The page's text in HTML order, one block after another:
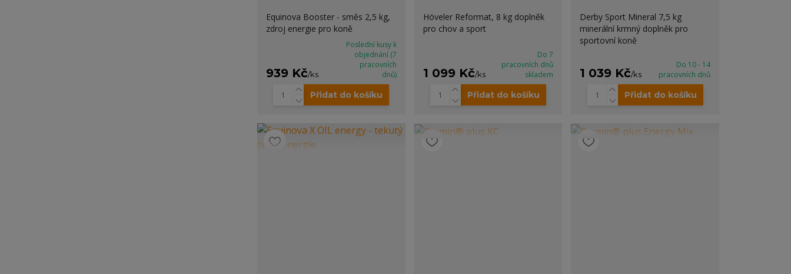
Equinova Booster - směs 2,5 kg,
zdroj energie pro koně
939 Kč/ks
Poslední kusy k
objednání (7
pracovních
dnů)
Přidat do košíku
Höveler Reformat, 8 kg doplněk
pro chov a sport
1 099 Kč/ks
Do 7
pracovních dnů
skladem
Přidat do košíku
Derby Sport Mineral 7,5 kg
minerální krmný doplněk pro
sportovní koně
1 039 Kč/ks
Do 10 - 14
pracovních dnů
Přidat do košíku